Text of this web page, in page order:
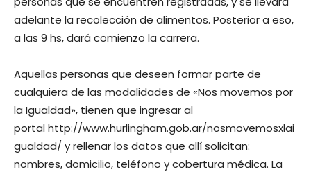
adelante la recolección de alimentos. Posterior a eso,
a las 9 hs, dará comienzo la carrera.
Aquellas personas que deseen formar parte de
cualquiera de las modalidades de «Nos movemos por
la Igualdad», tienen que ingresar al
portal http://www.hurlingham.gob.ar/nosmovemosxlai
gualdad/ y rellenar los datos que allí solicitan:
nombres, domicilio, teléfono y cobertura médica. La